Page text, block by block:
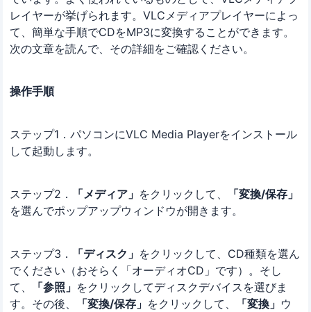
レイヤーが挙げられます。VLCメディアプレイヤーによっ
て、簡単な手順でCDをMP3に変換することができます。
次の文章を読んで、その詳細をご確認ください。
操作手順
ステップ1．パソコンにVLC Media Playerをインストール
して起動します。
ステップ2． 「メディア」 をクリックして、
「変換/保存」
を選んでポップアップウィンドウが開きます。
ステップ3． 「ディスク」 をクリックして、CD種類を選ん
でください（おそらく「オーディオCD」です）。そし
て、
「参照」 をクリックしてディスクデバイスを選びま
す。その後、
「変換/保存」 をクリックして、 「変換」 ウ